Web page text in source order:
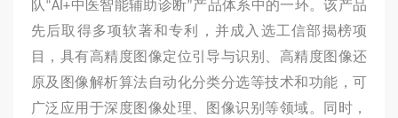
队“AI+中医智能辅助诊断”产品体系中的一环。该产品
先后取得多项软著和专利，并成入选工信部揭榜项
目，具有高精度图像定位引导与识别、高精度图像还
原及图像解析算法自动化分类分选等技术和功能，可
广泛应用于深度图像处理、图像识别等领域。同时，